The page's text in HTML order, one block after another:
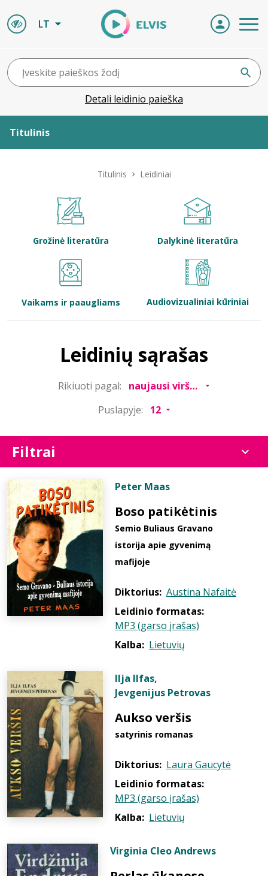
LT
Detali leidinio paieška
Titulinis
Bibliotekoms
Titulinis Leidiniai
Grožinė literatūra Dalykinė literatūra
Vaikams ir paaugliams Audiovizualiniai kūriniai
Leidinių sąrašas
Rikiuoti pagal:
Puslapyje:
Filtrai
Peter Maas
Boso patikėtinis
Semio Buliaus Gravano
istorija apie gyvenimą
mafijoje
Diktorius: Austina Nafaitė
Leidinio formatas:
MP3 (garso įrašas)
Kalba: Lietuvių
Ilja Ilfas,
Jevgenijus Petrovas
Aukso veršis
satyrinis romanas
Diktorius: Laura Gaucytė
Leidinio formatas:
MP3 (garso įrašas)
Kalba: Lietuvių
Virginia Cleo Andrews